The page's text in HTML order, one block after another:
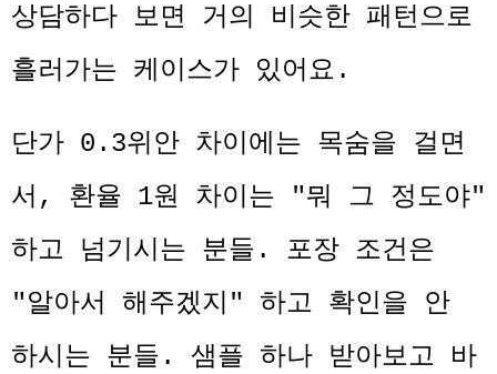
상담하다 보면 거의 비슷한 패턴으로
흘러가는 케이스가 있어요.
단가 0.3위안 차이에는 목숨을 걸면
서, 환율 1원 차이는 "뭐 그 정도야"
하고 넘기시는 분들. 포장 조건은
"알아서 해주겠지" 하고 확인을 안
하시는 분들. 샘플 하나 받아보고 바